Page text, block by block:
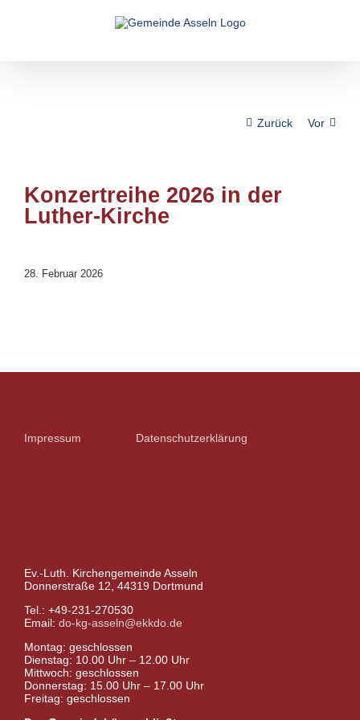
Zurück Vor
Konzertreihe 2026 in der
Luther-Kirche
28. Februar 2026
Impressum Datenschutzerklärung
Ev.-Luth. Kirchengemeinde Asseln
Donnerstraße 12, 44319 Dortmund
Tel.: +49-231-270530
Email: do-kg-asseln@ekkdo.de
Montag: geschlossen
Dienstag: 10.00 Uhr – 12.00 Uhr
Mittwoch: geschlossen
Donnerstag: 15.00 Uhr – 17.00 Uhr
Freitag: geschlossen